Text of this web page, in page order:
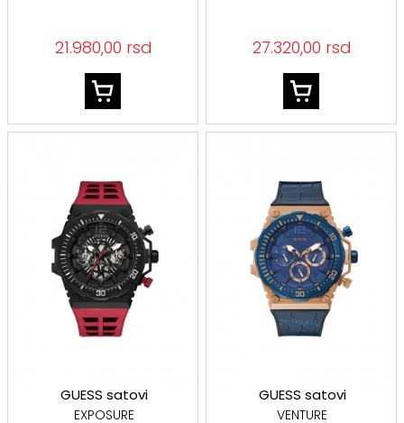
21.980,00 rsd 27.320,00 rsd
GUESS satovi
EXPOSURE
GUESS satovi
VENTURE